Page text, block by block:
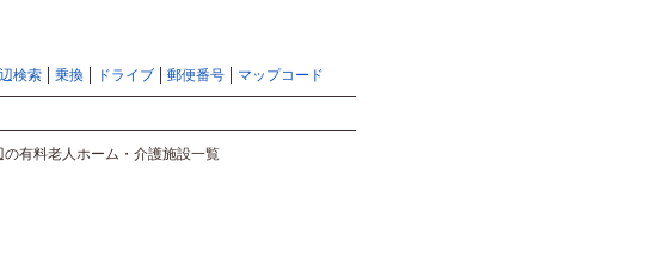
検索 乗換 ドライブ 郵便番号 マップコード
の有料老人ホーム・介護施設一覧